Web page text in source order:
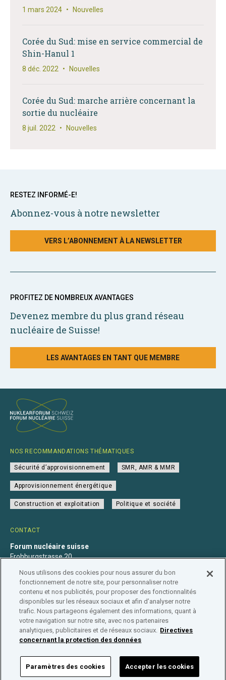
1 mars 2024 • Nouvelles
Corée du Sud: mise en service commercial de
Shin-Hanul 1
8 déc. 2022 • Nouvelles
Corée du Sud: marche arrière concernant la
sortie du nucléaire
8 juil. 2022 • Nouvelles
RESTEZ INFORMÉ-E!
Abonnez-vous à notre newsletter
VERS L’ABONNEMENT À LA NEWSLETTER
PROFITEZ DE NOMBREUX AVANTAGES
Devenez membre du plus grand réseau
nucléaire de Suisse!
LES AVANTAGES EN TANT QUE MEMBRE
CONTACT
Forum nucléaire suisse
Frohburgstrasse 20
+41 31 560 36 50
info@nuklearforum.ch
NOS RECOMMANDATIONS THÉMATIQUES
Sécurité d’approvisionnement SMR, AMR & MMR
Approvisionnement énergétique
Construction et exploitation Politique et société
Déclaration de confidentialité Impressum Affiliation
Répertoire des entreprises
Nous utilisons des cookies pour nous assurer du bon
fonctionnement de notre site, pour personnaliser notre
contenu et nos publicités, pour proposer des fonctionnalités
disponibles sur les réseaux sociaux et afin d’analyser notre
trafic. Nous partageons également des informations, quant à
votre navigation sur notre site, avec nos partenaires
analytiques, publicitaires et de réseaux sociaux. Directives
concernant la protection des données
Paramètres des cookies Accepter les cookies